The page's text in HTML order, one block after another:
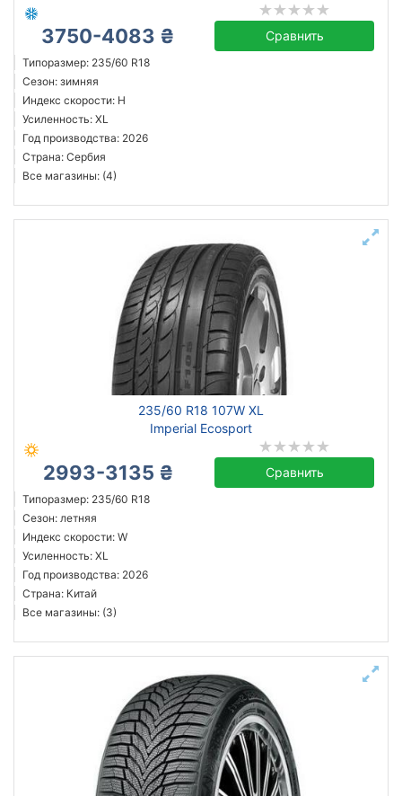
3750-4083 ₴ Сравнить
Типоразмер: 235/60 R18
Сезон: зимняя
Индекс скорости: H
Усиленность: XL
Год производства: 2026
Страна: Сербия
Все магазины: (4)
235/60 R18 107W XL
Imperial Ecosport
2993-3135 ₴ Сравнить
Типоразмер: 235/60 R18
Сезон: летняя
Индекс скорости: W
Усиленность: XL
Год производства: 2026
Страна: Китай
Все магазины: (3)